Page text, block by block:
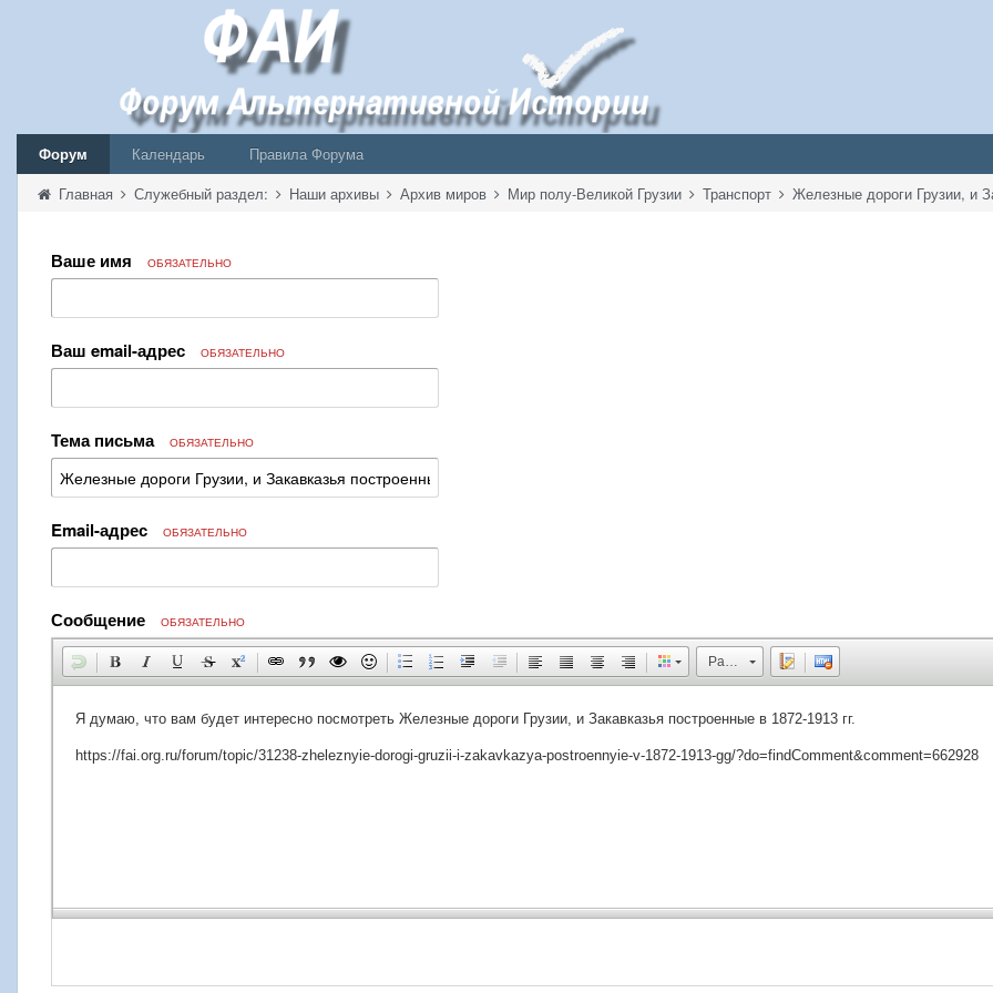
Форум Календарь
Правила Форума
Главная Служебный раздел: Наши архивы Архив миров Мир полу-Великой Грузии Транспорт Железные дороги Грузии, и
Ваше имя ОБЯЗАТЕЛЬНО
Ваш email-адрес ОБЯЗАТЕЛЬНО
Тема письма ОБЯЗАТЕЛЬНО
Email-адрес ОБЯЗАТЕЛЬНО
Сообщение ОБЯЗАТЕЛЬНО
Размер